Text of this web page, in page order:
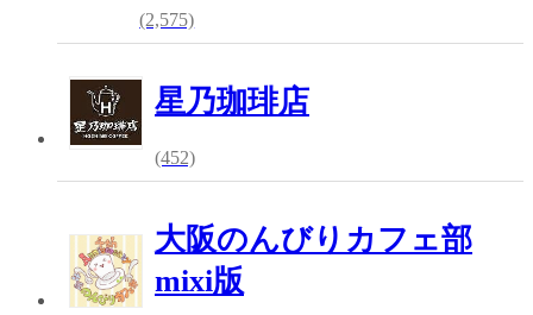
(2,575)
星乃珈琲店
(452)
大阪のんびりカフェ部
mixi版